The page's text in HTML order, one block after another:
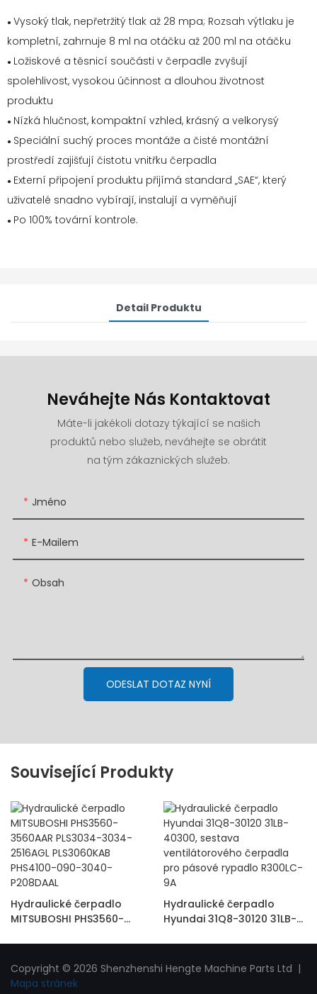
● Vysoký tlak, nepřetržitý tlak až 28 mpa; Rozsah výtlaku je
kompletní, zahrnuje 8 ml na otáčku až 200 ml na otáčku
● Ložiskové a těsnicí součásti v čerpadle zvyšují
spolehlivost, vysokou účinnost a dlouhou životnost
produktu
● Nízká hlučnost, kompaktní vzhled, krásný a velkorysý
● Speciální suchý proces montáže a čisté montážní
prostředí zajišťují čistotu vnitřku čerpadla
● Externí připojení produktu přijímá standard „SAE“, který
uživatelé snadno vybírají, instalují a vyměňují
● Po 100% tovární kontrole.
Detail Produktu
Neváhejte Nás Kontaktovat
Máte-li jakékoli dotazy týkající se našich
produktů nebo služeb, neváhejte se obrátit
na tým zákaznických služeb.
Jméno
E-Mailem
Obsah
ODESLAT DOTAZ NYNÍ
Související Produkty
Hydraulické čerpadlo
MITSUBOSHI PHS3560-
PHS4100-090-3040-
P208DAAL
Hydraulické čerpadlo
Hyundai 31Q8-30120 31LB-
pro pásové rypadlo
R300LC-9A
Copyright © 2026 Shenzhenshi Hengte Machine Parts Ltd |
Mapa stránek